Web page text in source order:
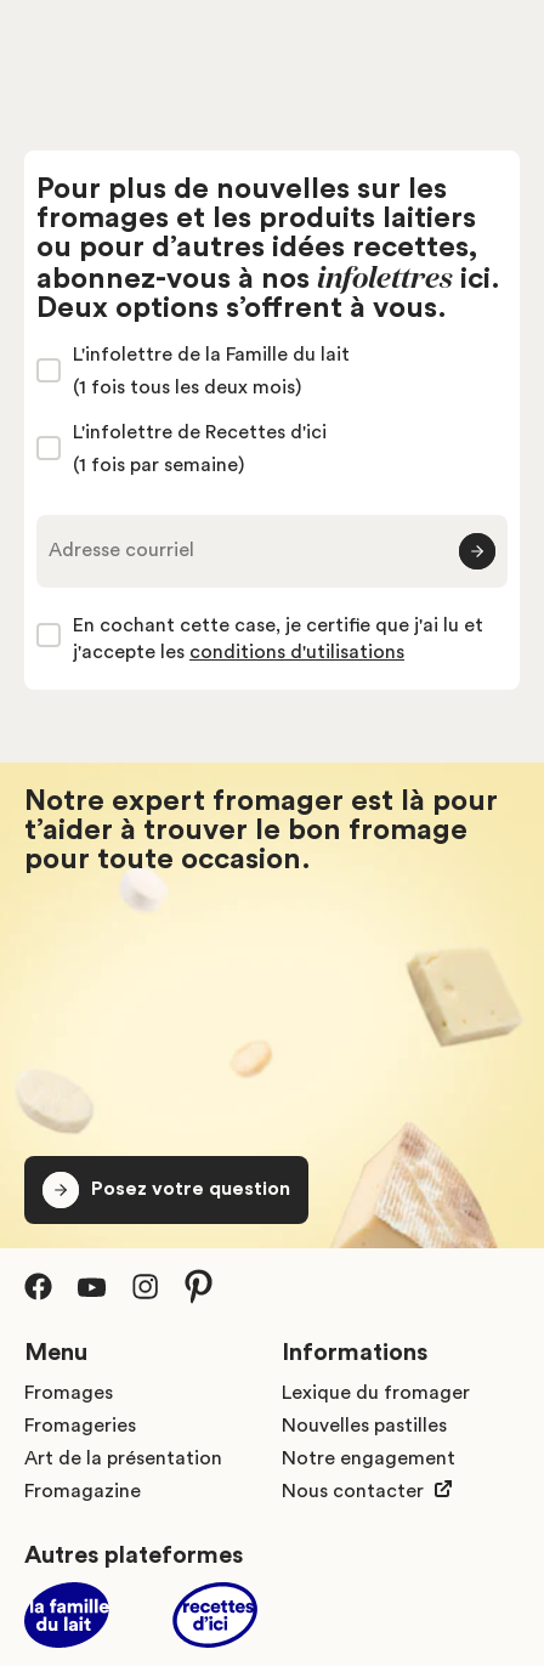
Pour plus de nouvelles sur les
fromages et les produits laitiers
ou pour d’autres idées recettes,
abonnez-vous à nos infolettres ici.
Deux options s’offrent à vous.
L'infolettre de la Famille du lait
(1 fois tous les deux mois)
L'infolettre de Recettes d'ici
(1 fois par semaine)
Adresse courriel
En cochant cette case, je certifie que j'ai lu et
j'accepte les conditions d'utilisations
Notre expert fromager est là pour
t’aider à trouver le bon fromage
pour toute occasion.
Posez votre question
Menu
Fromages
Fromageries
Art de la présentation
Fromagazine
Informations
Lexique du fromager
Nouvelles pastilles
Notre engagement
Nous contacter
Autres plateformes